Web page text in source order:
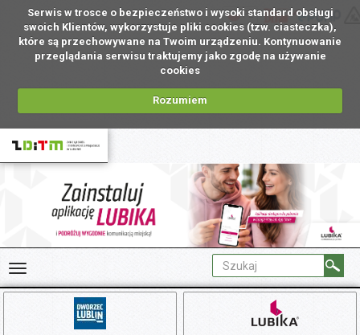
Serwis w trosce o bezpieczeństwo i wysoki standard obsługi
swoich Klientów, wykorzystuje pliki cookies (tzw. ciasteczka),
które są przechowywane na Twoim urządzeniu. Kontynuowanie
przeglądania serwisu traktujemy jako zgodę na używanie
cookies
Rozumiem
PL